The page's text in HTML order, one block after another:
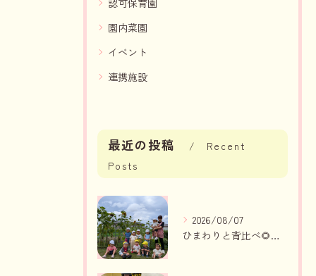
認可保育園
園内菜園
イベント
連携施設
最近の投稿
Recent
Posts
2026/08/07
ひまわりと背比べ🌻（りんご組、いちご組）